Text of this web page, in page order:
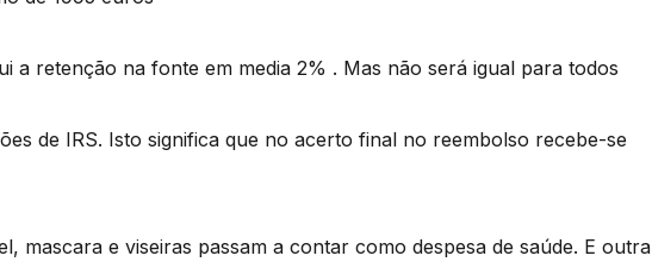
a retenção na fonte em media 2% . Mas não será igual para todos
de IRS. Isto significa que no acerto final no reembolso recebe-se
mascara e viseiras passam a contar como despesa de saúde. E outra